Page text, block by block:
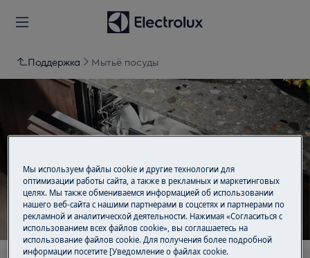
Поддержка Мытьё посуды
посуды
Мы используем файлы cookie и другие технологии для
оптимизации работы сайта, а также в рекламных и маркетинговых
целях. Мы также обмениваемся информацией об использовании
нашего веб-сайта с нашими партнерами в соцсетях и партнерами по
рекламной и аналитической деятельности. Нажимая «Согласиться с
использованием всех файлов cookie», вы соглашаетесь на
использование файлов cookie. Для получения более подробной
информации посетите [Уведомление о файлах cookie.